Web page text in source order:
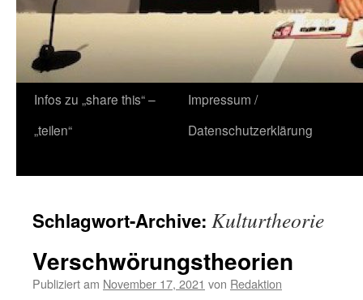
Zum
Inhalt
Infos zu „share this“ –
„teilen“
Impressum /
Datenschutzerklärung
Schlagwort-Archive: Kulturtheorie
Verschwörungstheorien
Publiziert am November 17, 2021 von Redaktion